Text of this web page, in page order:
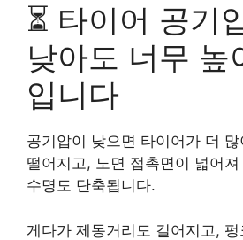
⏳ 타이어 공기
낮아도 너무 높
입니다
공기압이 낮으면 타이어가 더
떨어지고, 노면 접촉면이 넓어
수명도 단축됩니다.
게다가 제동거리도 길어지고,